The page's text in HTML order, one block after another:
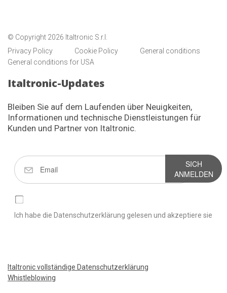
© Copyright 2026 Italtronic S.r.l.
Privacy Policy
Cookie Policy
General conditions
General conditions for USA
Italtronic-Updates
Bleiben Sie auf dem Laufenden über Neuigkeiten,
Informationen und technische Dienstleistungen für
Kunden und Partner von Italtronic.
SICH
ANMELDEN
Ich habe die Datenschutzerklärung gelesen und akzeptiere sie
Italtronic vollständige Datenschutzerklärung
Whistleblowing